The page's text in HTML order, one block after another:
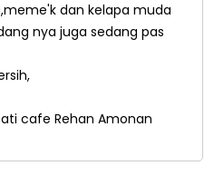
dan kelapa muda
nya juga sedang pas
cafe Rehan Amonan